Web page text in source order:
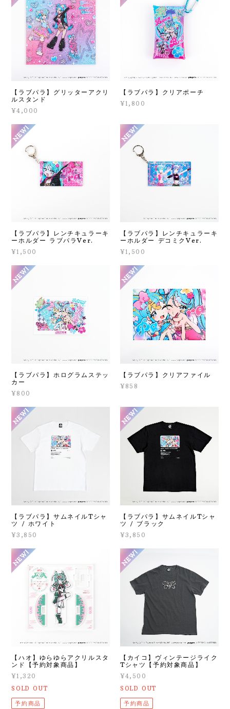
【ラブパラ】グリッターアクリ
ルスタンド
¥4,000
【ラブパラ】クリアポーチ
¥1,800
【ラブパラ】レンチキュラーキ
ーホルダー ラブパラVer.
¥1,500
【ラブパラ】レンチキュラーキ
ーホルダー デコミクVer.
¥1,500
【ラブパラ】ホログラムステッ
カー
¥800
【ラブパラ】クリアファイル
¥858
【ラブパラ】サムネイルTシャ
ツ / ホワイト
¥3,850
【ラブパラ】サムネイルTシャ
ツ / ブラック
¥3,850
【ハオ】ゆらゆらアクリルスタ
ンド【予約対象商品】
¥1,320
SOLD OUT
予約商品
【カイコ】ヴィンテージライク
Tシャツ【予約対象商品】
¥4,500
SOLD OUT
予約商品